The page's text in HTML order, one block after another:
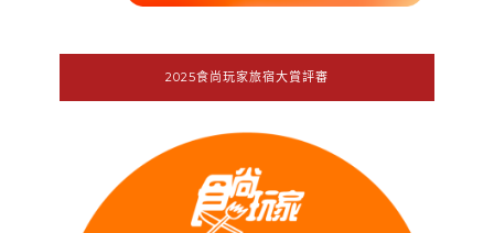
2025食尚玩家旅宿大賞評審